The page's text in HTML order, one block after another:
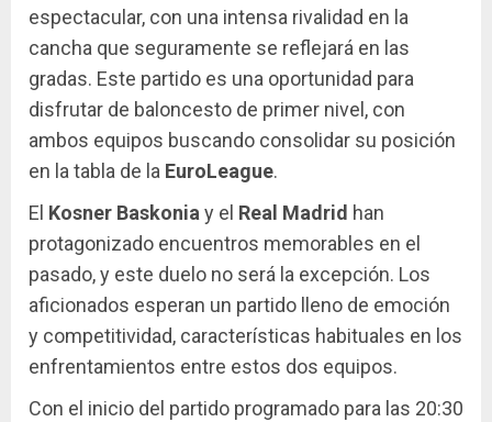
espectacular, con una intensa rivalidad en la
cancha que seguramente se reflejará en las
gradas. Este partido es una oportunidad para
disfrutar de baloncesto de primer nivel, con
ambos equipos buscando consolidar su posición
en la tabla de la EuroLeague.
El Kosner Baskoniay el Real Madrid han
protagonizado encuentros memorables en el
pasado, y este duelo no será la excepción. Los
aficionados esperan un partido lleno de emoción
y competitividad, características habituales en los
enfrentamientos entre estos dos equipos.
Con el inicio del partido programado para las 20:30